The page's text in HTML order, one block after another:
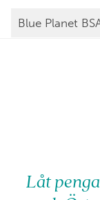
Blue Planet
Låt